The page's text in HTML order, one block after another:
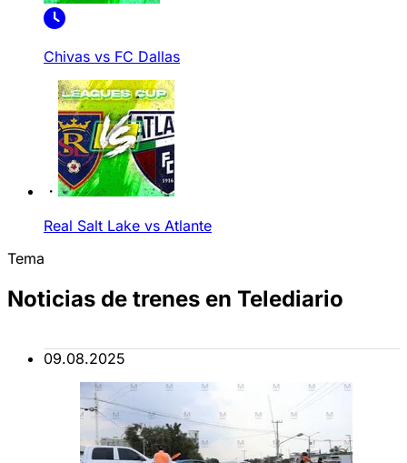
Chivas vs FC Dallas
Real Salt Lake vs Atlante
Tema
Noticias de trenes en Telediario
09.08.2025